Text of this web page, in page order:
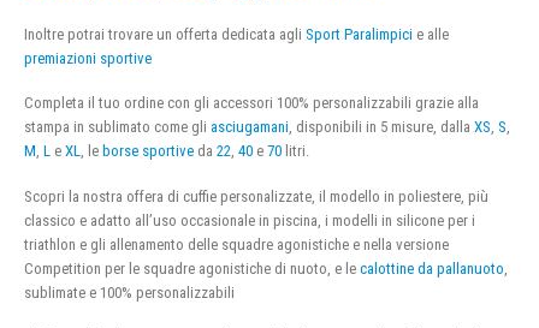
Inoltre potrai trovare un offerta dedicata agli Sport Paralimpici e alle
premiazioni sportive
Completa il tuo ordine con gli accessori 100% personalizzabili grazie alla
stampa in sublimato come gli asciugamani, disponibili in 5 misure, dalla XS, S,
M, L e XL, le borse sportive da 22, 40 e 70 litri.
Scopri la nostra offera di cuffie personalizzate, il modello in poliestere, più
classico e adatto all’uso occasionale in piscina, i modelli in silicone per i
triathlon e gli allenamento delle squadre agonistiche e nella versione
Competition per le squadre agonistiche di nuoto, e le calottine da pallanuoto
sublimate e 100% personalizzabili